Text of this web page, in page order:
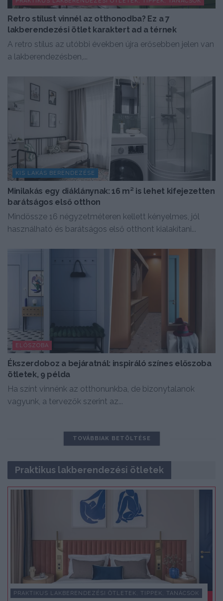
Retro stílust vinnél az otthonodba? Ez a 7
lakberendezési ötlet karaktert ad a térnek
A retro stílus az utóbbi években újra erősebben jelen van
a lakberendezésben,...
KIS LAKÁS BERENDEZÉSE
Minilakás egy diáklánynak: 16 m² is lehet kifejezetten
barátságos első otthon
Mindössze 16 négyzetméteren kellett kényelmes, jól
használható és barátságos első otthont kialakítani...
ELŐSZOBA
Ékszerdoboz a bejáratnál: inspiráló színes előszoba
ötletek, 9 példa
Ha színt vinnénk az otthonunkba, de bizonytalanok
vagyunk, a tervezők szerint az...
TOVÁBBIAK BETÖLTÉSE
Praktikus lakberendezési ötletek
PRAKTIKUS LAKBERENDEZÉSI ÖTLETEK, TIPPEK, TANÁCSOK